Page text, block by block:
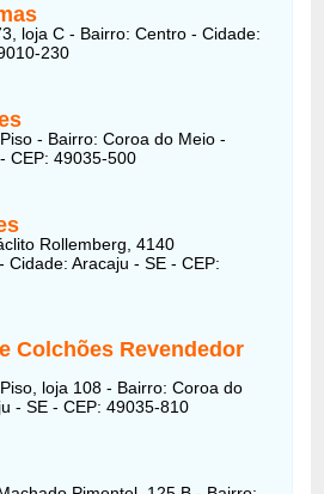
loja C - Bairro: Centro - Cidade:
230
- Bairro: Coroa do Meio -
CEP: 49035-500
Rollemberg, 4140
Cidade: Aracaju - SE - CEP:
Colchões Revendedor
loja 108 - Bairro: Coroa do
- SE - CEP: 49035-810